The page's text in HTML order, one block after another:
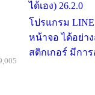
ได้เอง) 26.2.0
โปรแกรม
หน้าจอ ได้อย่า
สติกเกอร์ มีกา